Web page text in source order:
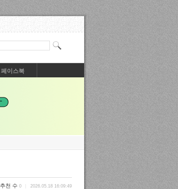
페이스북
추천 수 0 2026.05.18 16:09:49